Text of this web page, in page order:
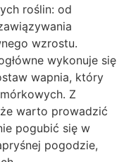
roślin: od
wzrostu.
wykonuje się
wapnia, który
Z
warto prowadzić
pogubić się w
pogodzie,